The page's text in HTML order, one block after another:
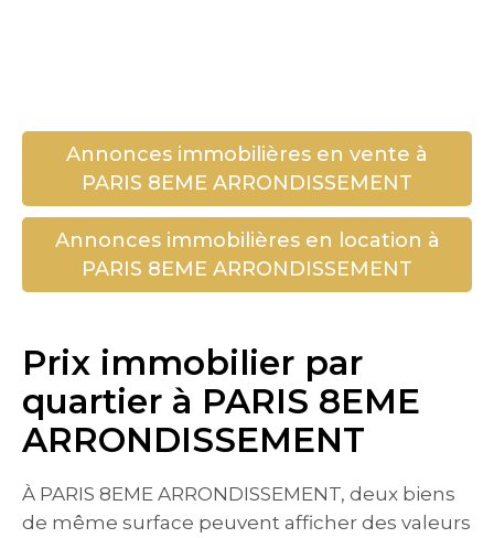
Annonces immobilières en vente à
PARIS 8EME ARRONDISSEMENT
Annonces immobilières en location à
PARIS 8EME ARRONDISSEMENT
Prix immobilier par
quartier à PARIS 8EME
ARRONDISSEMENT
À PARIS 8EME ARRONDISSEMENT, deux biens
de même surface peuvent afficher des valeurs